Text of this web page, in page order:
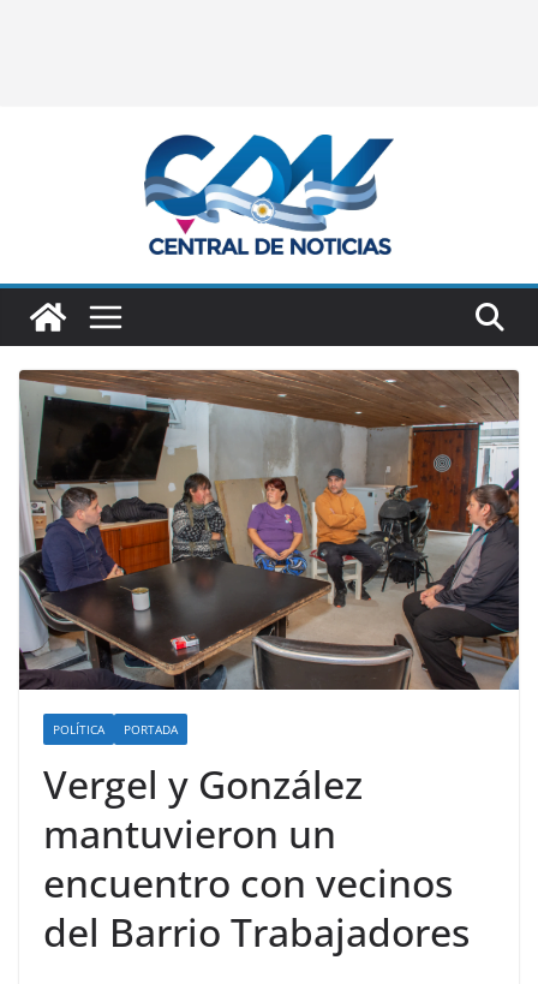
POLÍTICA PORTADA
Vergel y González
mantuvieron un
encuentro con vecinos
del Barrio Trabajadores